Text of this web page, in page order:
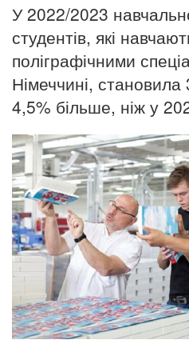
У 2022/2023
студентів, які
поліграфічними
Німеччині,
4,5% більше, ніж у